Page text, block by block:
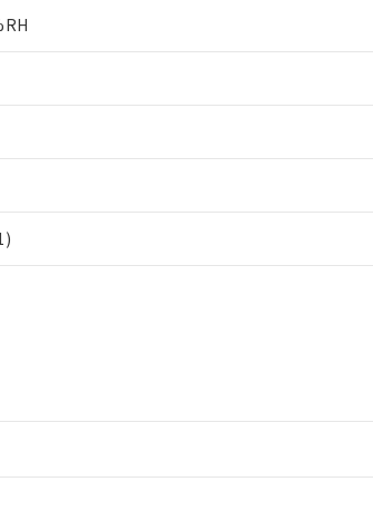
応品への在庫切替を完了していることから、
ます。